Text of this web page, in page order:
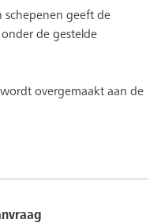
schepenen geeft de
de gestelde
overgemaakt aan de